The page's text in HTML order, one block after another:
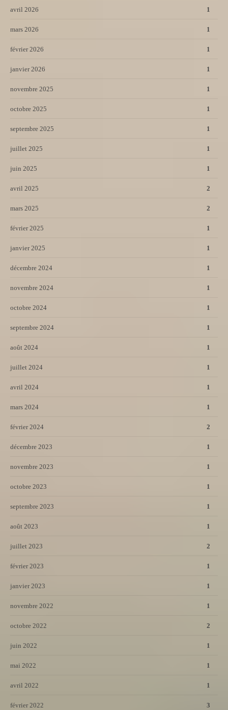
avril 2026 1
mars 2026 1
février 2026 1
janvier 2026 1
novembre 2025 1
octobre 2025 1
septembre 2025 1
juillet 2025 1
juin 2025 1
avril 2025 2
mars 2025 2
février 2025 1
janvier 2025 1
décembre 2024 1
novembre 2024 1
octobre 2024 1
septembre 2024 1
août 2024 1
juillet 2024 1
avril 2024 1
mars 2024 1
février 2024 2
décembre 2023 1
novembre 2023 1
octobre 2023 1
septembre 2023 1
août 2023 1
juillet 2023 2
février 2023 1
janvier 2023 1
novembre 2022 1
octobre 2022 2
juin 2022 1
mai 2022 1
avril 2022 1
février 2022 3